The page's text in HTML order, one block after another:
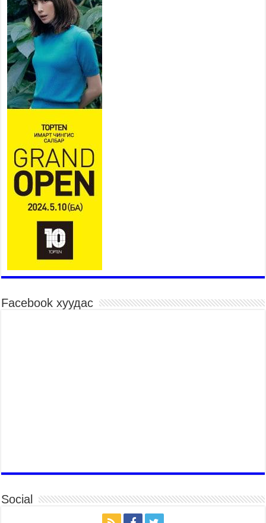
ээлжит хуралдаан боллоо
2026 оны 7 сар 21 / 16 цаг 43 минут
Ерөнхий сайд Н.Учрал БНХАУ-аас Монгол Улсад
суугаа Элчин сайд Шэнь Миньжюанийг хүлээн
авч уулзав
2026 оны 7 сар 21 / 16 цаг 39 минут
БҮГД НАЙРАМДАХ ТАЖИКИСТАН УЛСТАЙ
ЭДИЙН ЗАСГИЙН ХАМТЫН АЖИЛЛАГААГ
ӨРГӨЖҮҮЛНЭ
2026 оны 7 сар 21 / 16 цаг 34 минут
26,992 суралцагч хотхоны бага сургуульд, 8100
суралцагч төрөлжсөн ахлах сургуульд
суралцана
2026 оны 7 сар 21 / 13 цаг 43 минут
COP17 хурлын үеэрх замын хөдөлгөөн, нийтийн
тээврийн зохицуулалт, сургууль, цэцэрлэг, зах,
иргэдэд мэдээлэхийг үүрэг болголоо
2026 оны 7 сар 21 / 11 цаг 59 минут
Гэр бүлийн хэрэг шүүхэд хянан шийдвэрлэх
тухай хуулиар хүүхдийн дээд ашиг сонирхлыг
нэн тэргүүнд хангахыг баталгаажууллаа
Б.Пүрэвдагва: “Туул-1” коллекторыг ашиглалтад
ажил инженерийн хангамжийн байгууллагуудын
уялдаа холбоогүйгээс саатах ёсгүй
2026 оны 7 сар 20 / 17 цаг 21 минут
Facebook хуудас
Social